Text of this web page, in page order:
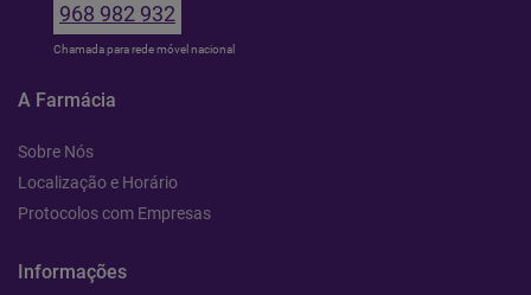
968 982 932
Chamada para rede móvel nacional
A Farmácia
Sobre Nós
Localização e Horário
Protocolos com Empresas
Informações